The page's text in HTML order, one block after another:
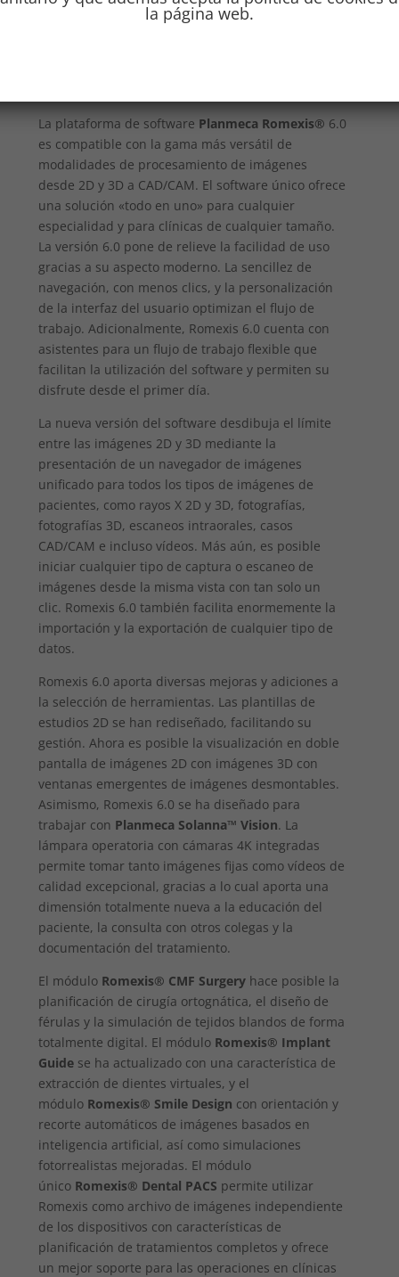
con una facilidad de uso superior, así como una
La plataforma de software Planmeca Romexis® 6.0
es compatible con la gama más versátil de
modalidades de procesamiento de imágenes
desde 2D y 3D a CAD/CAM. El software único ofrece
una solución «todo en uno» para cualquier
especialidad y para clínicas de cualquier tamaño.
La versión 6.0 pone de relieve la facilidad de uso
gracias a su aspecto moderno. La sencillez de
navegación, con menos clics, y la personalización
de la interfaz del usuario optimizan el flujo de
trabajo. Adicionalmente, Romexis 6.0 cuenta con
asistentes para un flujo de trabajo flexible que
facilitan la utilización del software y permiten su
disfrute desde el primer día.
La nueva versión del software desdibuja el límite
entre las imágenes 2D y 3D mediante la
presentación de un navegador de imágenes
unificado para todos los tipos de imágenes de
pacientes, como rayos X 2D y 3D, fotografías,
fotografías 3D, escaneos intraorales, casos
CAD/CAM e incluso vídeos. Más aún, es posible
iniciar cualquier tipo de captura o escaneo de
imágenes desde la misma vista con tan solo un
clic. Romexis 6.0 también facilita enormemente la
importación y la exportación de cualquier tipo de
datos.
Romexis 6.0 aporta diversas mejoras y adiciones a
la selección de herramientas. Las plantillas de
estudios 2D se han rediseñado, facilitando su
gestión. Ahora es posible la visualización en doble
pantalla de imágenes 2D con imágenes 3D con
ventanas emergentes de imágenes desmontables.
Asimismo, Romexis 6.0 se ha diseñado para
trabajar con Planmeca Solanna™ Vision. La
lámpara operatoria con cámaras 4K integradas
permite tomar tanto imágenes fijas como vídeos de
calidad excepcional, gracias a lo cual aporta una
dimensión totalmente nueva a la educación del
paciente, la consulta con otros colegas y la
documentación del tratamiento.
El módulo Romexis® CMF Surgery hace posible la
planificación de cirugía ortognática, el diseño de
férulas y la simulación de tejidos blandos de forma
totalmente digital. El módulo Romexis® Implant
Guide se ha actualizado con una característica de
extracción de dientes virtuales, y el
módulo Romexis® Smile Design con orientación y
recorte automáticos de imágenes basados en
inteligencia artificial, así como simulaciones
fotorrealistas mejoradas. El módulo
único Romexis® Dental PACS permite utilizar
Romexis como archivo de imágenes independiente
de los dispositivos con características de
planificación de tratamientos completos y ofrece
un mejor soporte para las operaciones en clínicas
la página web.